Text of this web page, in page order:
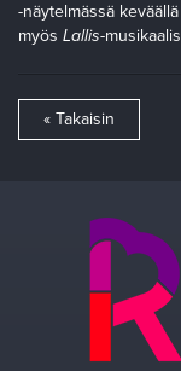
-näytelmässä
myös Lallis-
« Takaisin